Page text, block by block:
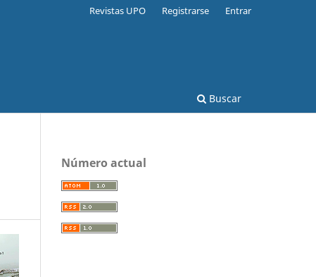
Buscar
Revistas UPO Registrarse Entrar
Número actual